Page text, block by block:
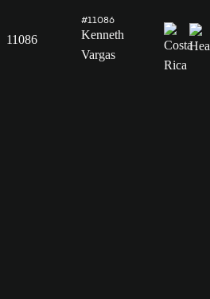
11086
#11086
Kenneth
Vargas